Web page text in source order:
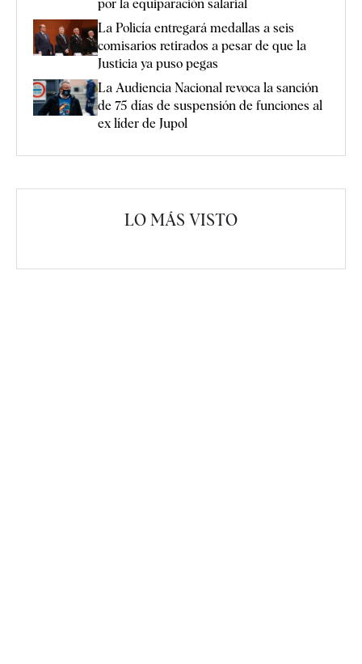
por la equiparación salarial
La Policía entregará medallas a seis
comisarios retirados a pesar de que la
Justicia ya puso pegas
La Audiencia Nacional revoca la sanción
de 75 días de suspensión de funciones al
ex líder de Jupol
LO MÁS VISTO